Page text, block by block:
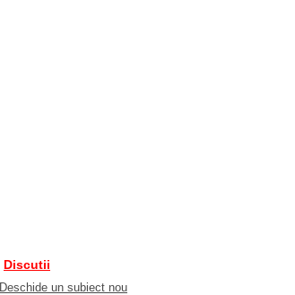
Discutii
Deschide un subiect nou